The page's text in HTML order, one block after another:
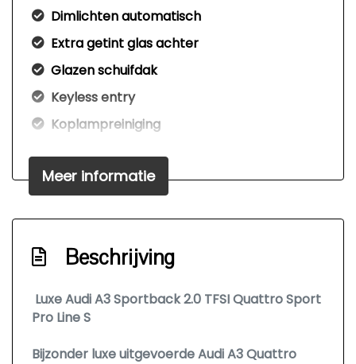
Dimlichten automatisch
Extra getint glas achter
Glazen schuifdak
Keyless entry
Koplampreiniging
Metaalkleur
Sierlijsten zwart
Sportvelgen
Meer informatie
Beschrijving
Luxe Audi A3 Sportback 2.0 TFSI Quattro Sport
Pro Line S
Bijzonder luxe uitgevoerde Audi A3 Quattro